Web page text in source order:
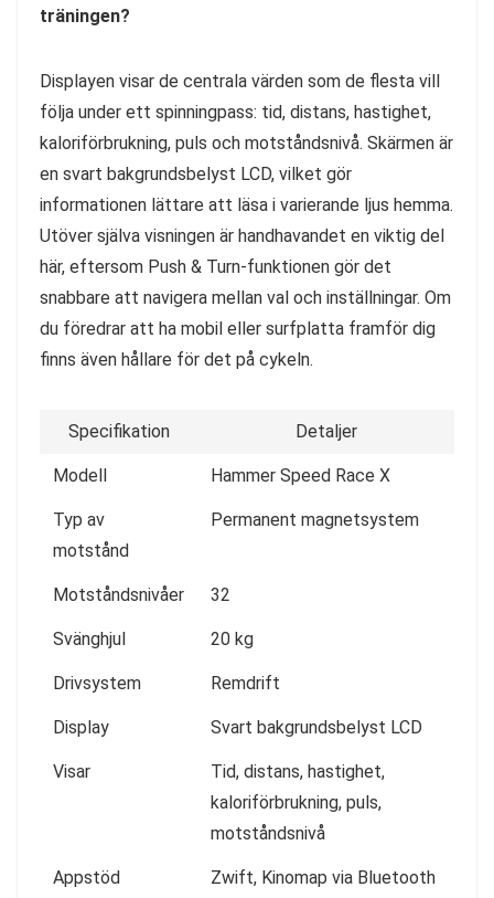
träningen?
Displayen visar de centrala värden som de flesta vill
följa under ett spinningpass: tid, distans, hastighet,
kaloriförbrukning, puls och motståndsnivå. Skärmen är
en svart bakgrundsbelyst LCD, vilket gör
informationen lättare att läsa i varierande ljus hemma.
Utöver själva visningen är handhavandet en viktig del
här, eftersom Push & Turn-funktionen gör det
snabbare att navigera mellan val och inställningar. Om
du föredrar att ha mobil eller surfplatta framför dig
finns även hållare för det på cykeln.
Specifikation Detaljer
Modell Hammer Speed Race X
Typ av
motstånd
Permanent magnetsystem
Motståndsnivåer 32
Svänghjul 20 kg
Drivsystem Remdrift
Display Svart bakgrundsbelyst LCD
Visar
Tid, distans, hastighet,
kaloriförbrukning, puls,
motståndsnivå
Appstöd Zwift, Kinomap via Bluetooth